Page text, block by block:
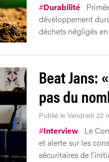
#Durabilité
développement
déchets négligés
Beat Jans:
pas du
Publié le Vendredi 22
#Interview Le
et alerte sur les
sécuritaires de